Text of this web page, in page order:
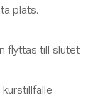
plats.
flyttas till slutet